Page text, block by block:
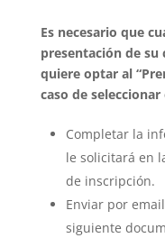
Es necesario que
presentación de
quiere optar al
caso de
Completar la
le solicitará en
de inscripción.
Enviar por
siguiente